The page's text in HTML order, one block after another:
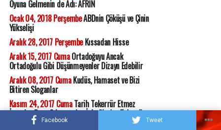
Facebook Tweet
Oyuna Gelmenin de Adı: AFRİN
Ocak 04, 2018 PerşembeABDnin Çöküşü ve Çinin
Yükselişi
Aralık 28, 2017 PerşembeKıssadan Hisse
Aralık 15, 2017 CumaOrtadoğuyu Ancak
Ortadoğulu Gibi Düşünmeyenler Dizayn Edebilir
Aralık 08, 2017 CumaKudüs, Hamaset ve Bizi
Bitiren Sloganlar
Kasım 24, 2017 CumaTarih Tekerrür Etmez
İnsanlar Ders Çıkarmadığı İçin Olaylar Tekerrür